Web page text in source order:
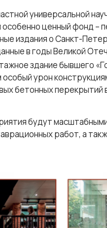
универсальной
ценный фонд –
издания о Санкт-
в годы Великой
здание бывшего
урон
бетонных
будут
работ, а